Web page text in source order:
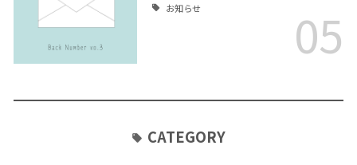
お知らせ 05
CATEGORY